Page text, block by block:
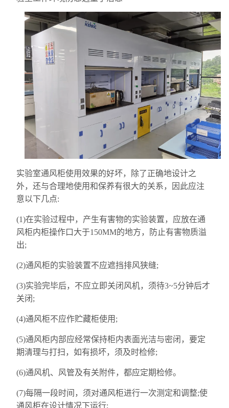
实验室通风柜使用效果的好坏，除了正确地设计之
外，还与合理地使用和保养有很大的关系，因此应注
意以下几点:
(1)在实验过程中，产生有害物的实验装置，应放在通
风柜内柜操作口大于150MM的地方，防止有害物质溢
出;
(2)通风柜的实验装置不应遮挡排风狭缝;
(3)实验完毕后，不应立即关闭风机，须待3~5分钟后才
关闭;
(4)通风柜不应作贮藏柜使用;
(5)通风柜内部应经常保持柜内表面光洁与密闭，要定
期清理与打扫，如有损坏，须及时检修;
(6)通风机、风管及有关附件，都应定期检修。
(7)每隔一段时间，须对通风柜进行一次测定和调整;使
通风柜在设计情况下运行;